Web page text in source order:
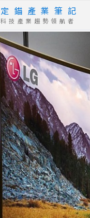
定 錨 產 業 筆 記
科 技 產 業 趨 勢 領 航 者